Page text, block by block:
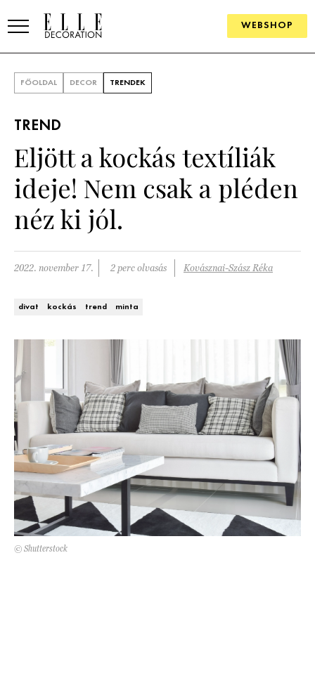
WEBSHOP
SZOBÁK
Konyha
Fürdőszoba
Nappali
ÖTLETEK
Szállodák és vendégházak WEBSHOP
FŐOLDAL DECOR TRENDEK
TREND
Eljött a kockás textíliák
ideje! Nem csak a pléden
néz ki jól.
2022. november 17. 2 perc olvasás Kovásznai-Szász Réka
divat kockás trend minta
© Shutterstock